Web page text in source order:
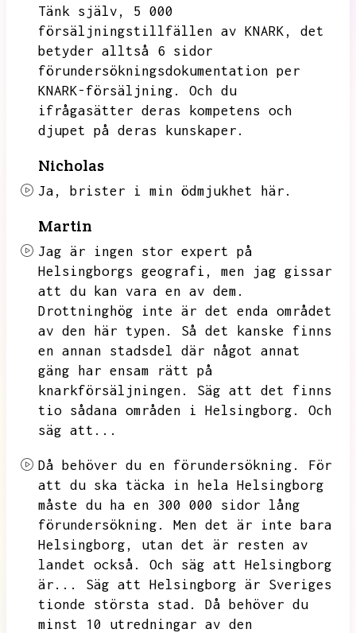
Tänk själv,
5 000
försäljningstillfällen av KNARK,
det
betyder alltså 6 sidor
förundersökningsdokumentation per
KNARK-försäljning.
Och du
ifrågasätter deras kompetens och
djupet på deras kunskaper.
Nicholas
Ja, brister i min ödmjukhet här.
Martin
Jag är ingen stor expert på
Helsingborgs geografi,
men jag gissar
att du kan vara en av dem.
Drottninghög inte är det enda området
av den här typen.
Så det kanske finns
en annan stadsdel där något annat
gäng har ensam rätt på
knarkförsäljningen.
Säg att det finns
tio sådana områden i Helsingborg.
Och
säg att...
Då behöver du en förundersökning.
För
att du ska täcka in hela Helsingborg
måste du ha en 300 000 sidor lång
förundersökning.
Men det är inte bara
Helsingborg,
utan det är resten av
landet också.
Och säg att Helsingborg
är...
Säg att Helsingborg är Sveriges
tionde största stad.
Då behöver du
minst 10 utredningar av den